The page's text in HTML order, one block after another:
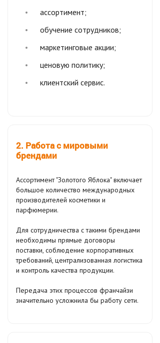
ассортимент;
обучение сотрудников;
маркетинговые акции;
ценовую политику;
клиентский сервис.
2. Работа с мировыми
брендами
Ассортимент "Золотого Яблока" включает
большое количество международных
производителей косметики и
парфюмерии.
Для сотрудничества с такими брендами
необходимы прямые договоры
поставки, соблюдение корпоративных
требований, централизованная логистика
и контроль качества продукции.
Передача этих процессов франчайзи
значительно усложнила бы работу сети.